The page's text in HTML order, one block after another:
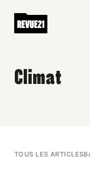
Climat
TOUS LES ARTICLES